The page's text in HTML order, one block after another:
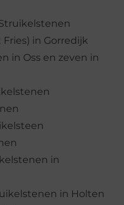
in Gorredijk
in Oss en zeven in
in
in Holten